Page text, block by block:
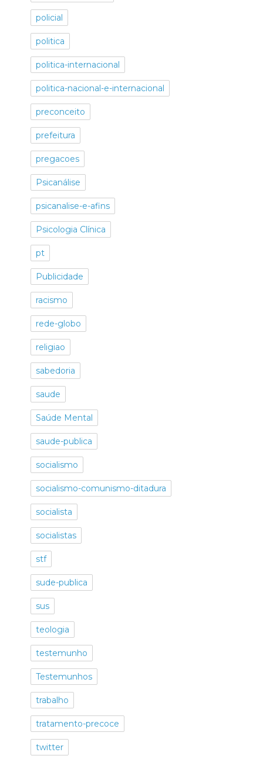
policial
politica
politica-internacional
politica-nacional-e-internacional
preconceito
prefeitura
pregacoes
Psicanálise
psicanalise-e-afins
Psicologia Clínica
pt
Publicidade
racismo
rede-globo
religiao
sabedoria
saude
Saúde Mental
saude-publica
socialismo
socialismo-comunismo-ditadura
socialista
socialistas
stf
sude-publica
sus
teologia
testemunho
Testemunhos
trabalho
tratamento-precoce
twitter